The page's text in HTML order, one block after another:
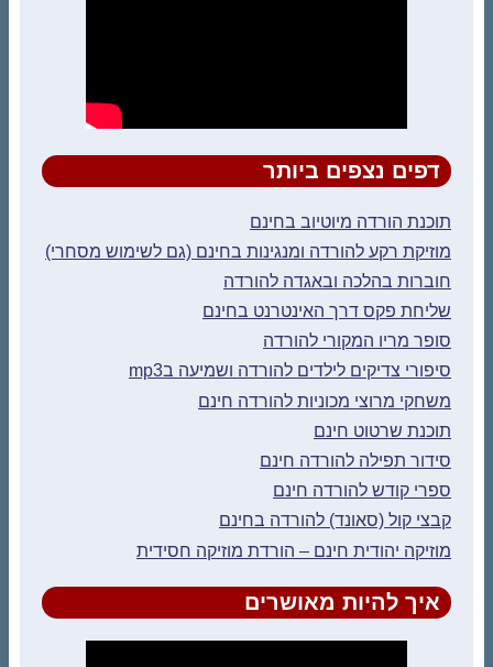
דפים נצפים ביותר
תוכנת הורדה מיוטיוב בחינם
מוזיקת רקע להורדה ומנגינות בחינם (גם לשימוש מסחרי)
חוברות בהלכה ובאגדה להורדה
שליחת פקס דרך האינטרנט בחינם
סופר מריו המקורי להורדה
סיפורי צדיקים לילדים להורדה ושמיעה בmp3
משחקי מרוצי מכוניות להורדה חינם
תוכנת שרטוט חינם
סידור תפילה להורדה חינם
ספרי קודש להורדה חינם
קבצי קול (סאונד) להורדה בחינם
מוזיקה יהודית חינם – הורדת מוזיקה חסידית
איך להיות מאושרים